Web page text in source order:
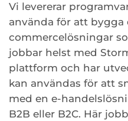
Vi levererar
använda för att bygga
commercelösningar
jobbar helst med
plattform och har
kan användas för att
med en e-
B2B eller B2C. Här